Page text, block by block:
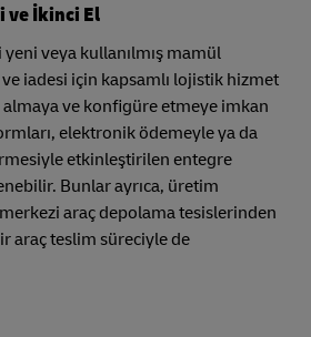
ve İkinci El
veya kullanılmış mamül
ve iadesi için kapsamlı lojistik hizmet
almaya ve konfigüre etmeye imkan
elektronik ödemeyle ya da
etkinleştirilen entegre
Bunlar ayrıca, üretim
araç depolama tesislerinden
araç teslim süreciyle de